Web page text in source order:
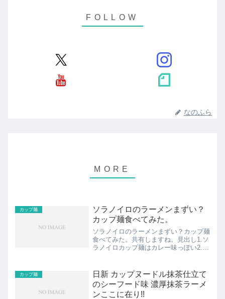
なのふら
カップ麺
ソラノイロのラーメンまずい？
カップ麺食べてみた。
ソラノイロのラーメンまずい？カップ麺
食べてみた。共有しますね。見出し1.ソ
ラノイロカップ麺はカレー味っぽい2.ソ
べやすいスポンサーリンク
(adsbygoogle =...
カップ麺
日新 カップヌードル抹茶仕立て
のシーフード味 濃厚抹茶ラーメ
ンここに在り!!